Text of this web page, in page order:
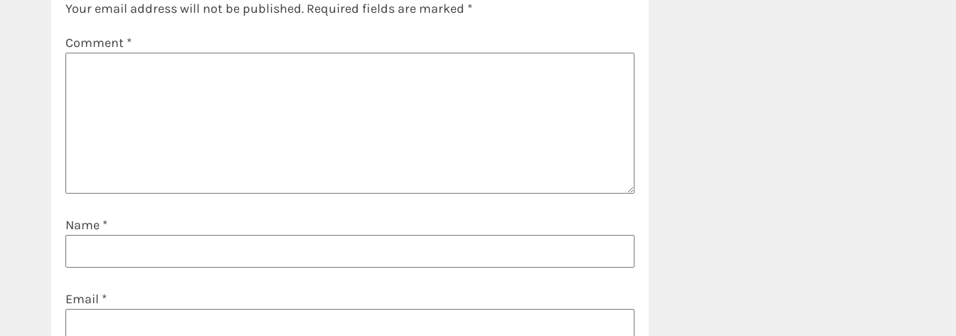
Your email address will not be published. Required fields are marked *
Comment *
Name *
Email *